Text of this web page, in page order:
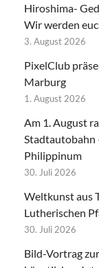
Hiroshima-
Wir werden
3. August 2026
PixelClub
Marburg
1. August 2026
Am 1. August
Stadtautobahn
Philippinum
30. Juli 2026
Weltkunst aus
Lutherischen
30. Juli 2026
Bild-Vortrag